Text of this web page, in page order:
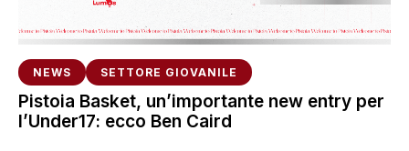
NEWS SETTORE GIOVANILE
Pistoia Basket, un’importante new entry per
l’Under17: ecco Ben Caird